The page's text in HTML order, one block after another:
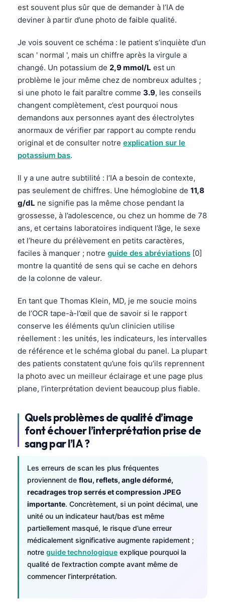
est souvent plus sûr que de demander à l’IA de
deviner à partir d’une photo de faible qualité.
Je vois souvent ce schéma : le patient s’inquiète d’un
scan ' normal ', mais un chiffre après la virgule a
changé. Un potassium de 2,9 mmol/L est un
problème le jour même chez de nombreux adultes ;
si une photo le fait paraître comme 3.9, les conseils
changent complètement, c’est pourquoi nous
demandons aux personnes ayant des électrolytes
anormaux de vérifier par rapport au compte rendu
original et de consulter notre explication sur le
potassium bas.
Il y a une autre subtilité : l’IA a besoin de contexte,
pas seulement de chiffres. Une hémoglobine de 11,8
g/dL ne signifie pas la même chose pendant la
grossesse, à l’adolescence, ou chez un homme de 78
ans, et certains laboratoires indiquent l’âge, le sexe
et l’heure du prélèvement en petits caractères,
faciles à manquer ; notre guide des abréviations [0]
montre la quantité de sens qui se cache en dehors
de la colonne de valeur.
En tant que Thomas Klein, MD, je me soucie moins
de l’OCR tape-à-l’œil que de savoir si le rapport
conserve les éléments qu’un clinicien utilise
réellement : les unités, les indicateurs, les intervalles
de référence et le schéma global du panel. La plupart
des patients constatent qu’une fois qu’ils reprennent
la photo avec un meilleur éclairage et une page plus
plane, l’interprétation devient beaucoup plus fiable.
Quels problèmes de qualité d’image
font échouer l’interprétation prise de
sang par l’IA ?
Les erreurs de scan les plus fréquentes
proviennent de flou, reflets, angle déformé,
recadrages trop serrés et compression JPEG
importante. Concrètement, si un point décimal, une
unité ou un indicateur haut/bas est même
partiellement masqué, le risque d’une erreur
médicalement significative augmente rapidement ;
notre guide technologique explique pourquoi la
qualité de l’extraction compte avant même de
commencer l’interprétation.